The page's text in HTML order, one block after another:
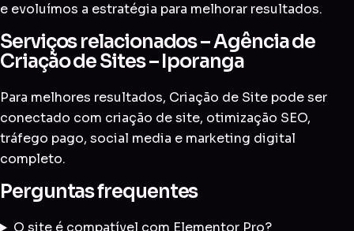
e evoluímos a estratégia para melhorar resultados.
Serviços relacionados – Agência de
Criação de Sites – Iporanga
Para melhores resultados, Criação de Site pode ser
conectado com criação de site, otimização SEO,
tráfego pago, social media e marketing digital
completo.
Perguntas frequentes
O site é compatível com Elementor Pro?